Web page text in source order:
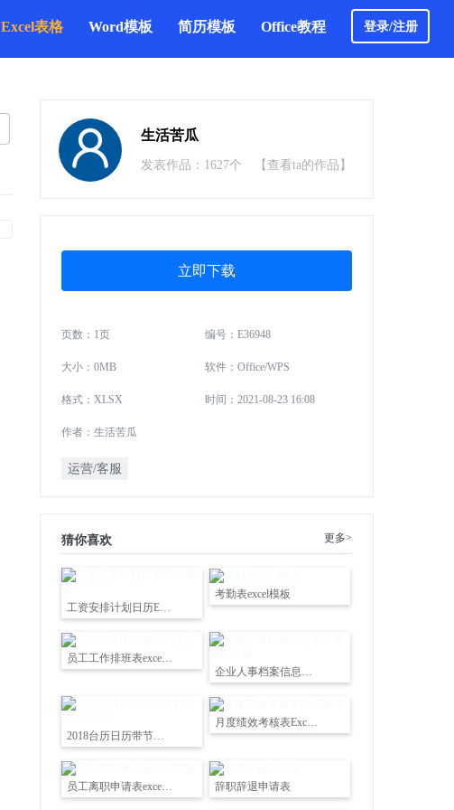
Excel表格 Word模板 简历模板 Office教程 登录/注册
生活苦瓜
发表作品：1627个 【查看ta的作品】
立即下载
页数：1页 编号：E36948
大小：0MB 软件：Office/WPS
格式：XLSX 时间：2021-08-23 16:08
作者：生活苦瓜
运营/客服
猜你喜欢 更多>
工资安排计划日历Excel表格
考勤表excel模板
员工工作排班表excel模板
企业人事档案信息管理表excel模板
2018台历日历带节假日彩色excel表格
月度绩效考核表Excel模板
员工离职申请表excel模板 辞职辞退申请表